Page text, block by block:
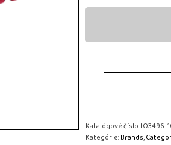
Katalógové číslo:IO3496-
Kategórie:Brands,